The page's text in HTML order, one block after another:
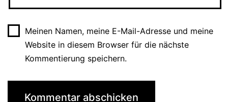
Meinen Namen, meine E-Mail-Adresse und meine
Website in diesem Browser für die nächste
Kommentierung speichern.